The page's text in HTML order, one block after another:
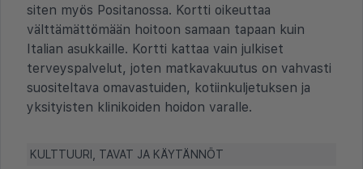
siten myös Positanossa. Kortti oikeuttaa
välttämättömään hoitoon samaan tapaan kuin
Italian asukkaille. Kortti kattaa vain julkiset
terveyspalvelut, joten matkavakuutus on vahvasti
suositeltava omavastuiden, kotiinkuljetuksen ja
yksityisten klinikoiden hoidon varalle.
KULTTUURI, TAVAT JA KÄYTÄNNÖT